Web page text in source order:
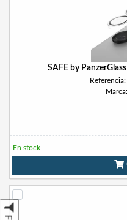
SAFE by
En stock